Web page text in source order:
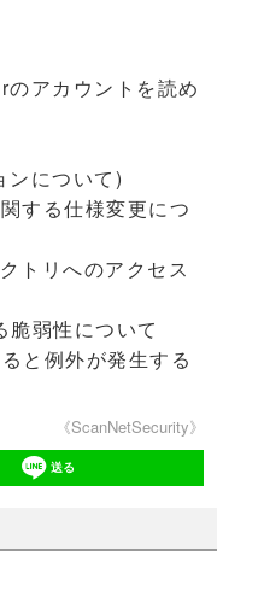
アカウントを読め
について)
する仕様変更につ
トリへのアクセス
弱性について
と例外が発生する
《ScanNetSecurity》
送る